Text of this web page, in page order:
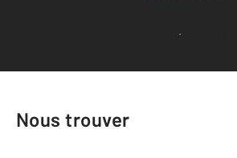
Voir tous les avis
Nous trouver